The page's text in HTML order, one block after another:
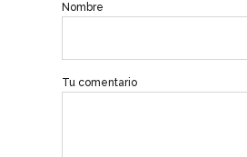
Nombre
Tu comentario